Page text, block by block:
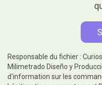
Responsable du fichier :
Milimetrado Diseño y
d'information sur les